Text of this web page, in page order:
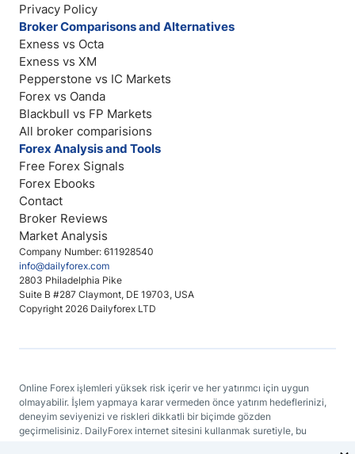
Company Number: 611928540
info@dailyforex.com
2803 Philadelphia Pike
Suite B #287 Claymont, DE 19703, USA
Copyright 2026 Dailyforex LTD
Privacy Policy
Broker Comparisons and Alternatives
Exness vs Octa
Exness vs XM
Pepperstone vs IC Markets
Forex vs Oanda
Blackbull vs FP Markets
All broker comparisions
Forex Analysis and Tools
Free Forex Signals
Forex Ebooks
Contact
Broker Reviews
Market Analysis
Online Forex işlemleri yüksek risk içerir ve her yatırımcı için uygun
olmayabilir. İşlem yapmaya karar vermeden önce yatırım hedeflerinizi,
deneyim seviyenizi ve riskleri dikkatli bir biçimde gözden
geçirmelisiniz. DailyForex internet sitesini kullanmak suretiyle, bu